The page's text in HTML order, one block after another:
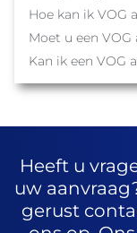
Hoe kan ik VOG
Moet u een VOG
Kan ik een VOG
Heeft u
uw
gerust